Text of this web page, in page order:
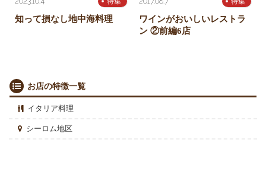
知って損なし地中海料理
ワインがおいしいレストラ
ン ②前編6店
お店の特徴一覧
イタリア料理
シーロム地区